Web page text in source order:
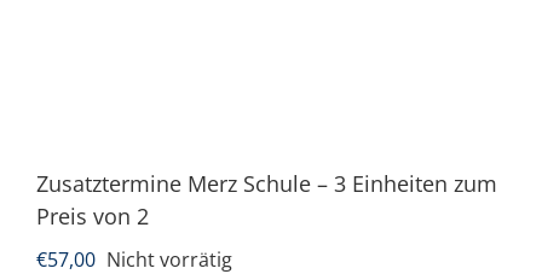
Zusatztermine Merz Schule – 3 Einheiten zum
Preis von 2
€57,00 Nicht vorrätig